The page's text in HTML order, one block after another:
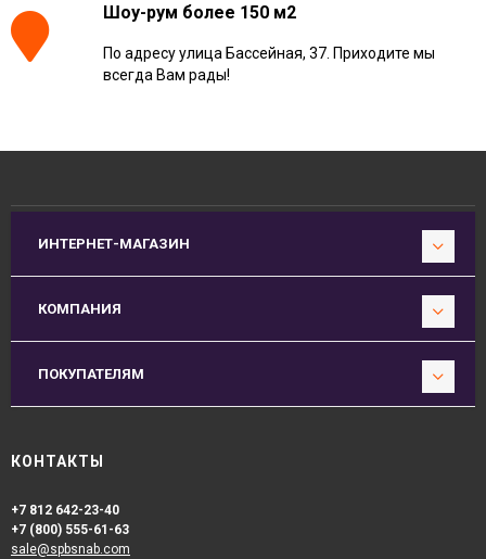
Шоу-рум более 150 м2
По адресу улица Бассейная, 37. Приходите мы
всегда Вам рады!
ИНТЕРНЕТ-МАГАЗИН
КОМПАНИЯ
ПОКУПАТЕЛЯМ
КОНТАКТЫ
+7 812 642-23-40
+7 (800) 555-61-63
sale@spbsnab.com